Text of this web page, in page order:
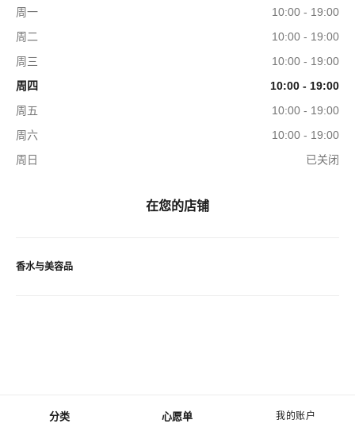
菜单 - 主导航
分类 心愿单 我的账户
周一
10:00 - 19:00
周二
10:00 - 19:00
周三
10:00 - 19:00
周四
10:00 - 19:00
周五
10:00 - 19:00
周六
10:00 - 19:00
周日
已关闭
在您的店铺
香水与美容品